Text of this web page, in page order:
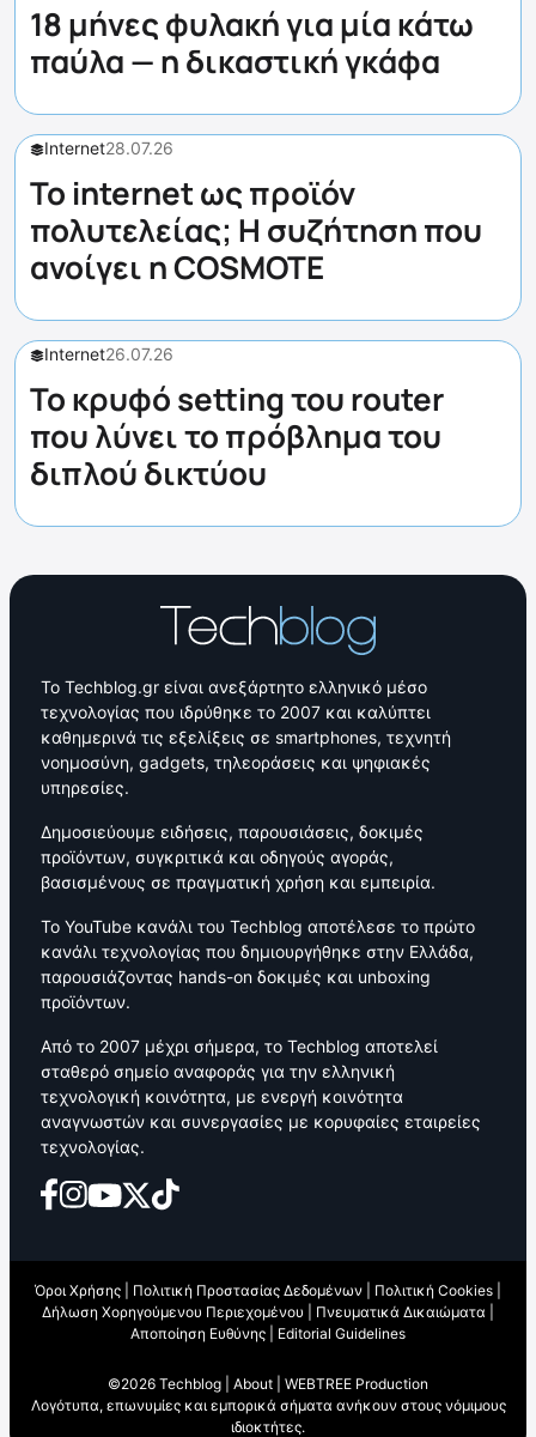
18 μήνες φυλακή για μία κάτω
παύλα — η δικαστική γκάφα
Internet28.07.26
Το internet ως προϊόν
πολυτελείας; Η συζήτηση που
ανοίγει η COSMOTE
Internet26.07.26
Το κρυφό setting του router
που λύνει το πρόβλημα του
διπλού δικτύου
Το Techblog.gr είναι ανεξάρτητο ελληνικό μέσο
τεχνολογίας που ιδρύθηκε το 2007 και καλύπτει
καθημερινά τις εξελίξεις σε smartphones, τεχνητή
νοημοσύνη, gadgets, τηλεοράσεις και ψηφιακές
υπηρεσίες.
Δημοσιεύουμε ειδήσεις, παρουσιάσεις, δοκιμές
προϊόντων, συγκριτικά και οδηγούς αγοράς,
βασισμένους σε πραγματική χρήση και εμπειρία.
Το YouTube κανάλι του Techblog αποτέλεσε το πρώτο
κανάλι τεχνολογίας που δημιουργήθηκε στην Ελλάδα,
παρουσιάζοντας hands-on δοκιμές και unboxing
προϊόντων.
Από το 2007 μέχρι σήμερα, το Techblog αποτελεί
σταθερό σημείο αναφοράς για την ελληνική
τεχνολογική κοινότητα, με ενεργή κοινότητα
αναγνωστών και συνεργασίες με κορυφαίες εταιρείες
τεχνολογίας.
Όροι Χρήσης Πολιτική Προστασίας Δεδομένων Πολιτική Cookies
Δήλωση Χορηγούμενου Περιεχομένου
Πνευματικά Δικαιώματα
Αποποίηση Ευθύνης
Editorial Guidelines
©2026 Techblog | About
WEBTREE Production
Λογότυπα, επωνυμίες και εμπορικά σήματα ανήκουν στους νόμιμους
ιδιοκτήτες.